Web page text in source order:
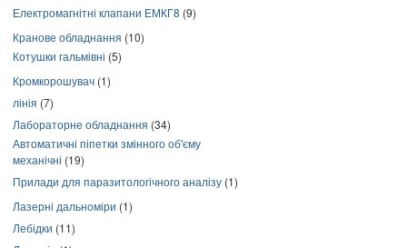
Електромагнітні клапани ЕМКГ8 (9)
Кранове обладнання (10)
Котушки гальмівні (5)
Кромкорошувач (1)
лінія (7)
Лабораторне обладнання (34)
Автоматичні піпетки змінного об'єму
механічні (19)
Прилади для паразитологічного аналізу (1)
Лазерні дальноміри (1)
Лебідки (11)